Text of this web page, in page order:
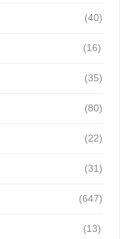
(40)
(16)
(35)
(80)
(22)
(31)
(647)
(13)